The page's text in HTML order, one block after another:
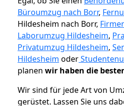
Büroumzug nach Borr,
Hildesheim nach Borr,
Laborumzug Hildesheim,
Privatumzug Hildesheim,
Hildesheim oder
planen wir haben die
Wir sind für jede Art von
gerüstet. Lassen Sie uns